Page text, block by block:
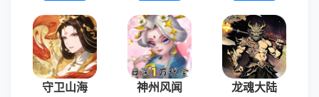
守卫山海 神州风闻 龙魂大陆